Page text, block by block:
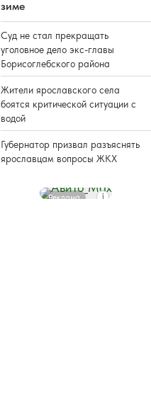
зиме
Суд не стал прекращать
уголовное дело экс-главы
Борисоглебского района
Жители ярославского села
боятся критической ситуации с
водой
Губернатор призвал разъяснять
ярославцам вопросы ЖКХ
Реклама